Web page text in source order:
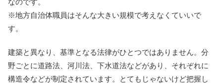
なのです。
※地方自治体職員はそんな大きい規模で考えなくていいで
す。
建築と異なり、基準となる法律がひとつではありません。分
野ごとに道路法、河川法、下水道法などがあり、それぞれに
構造令などが制定されています。とてもじゃないけど把握し